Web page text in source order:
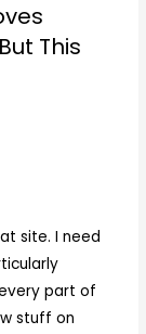
This
site. I need
part of
stuff on